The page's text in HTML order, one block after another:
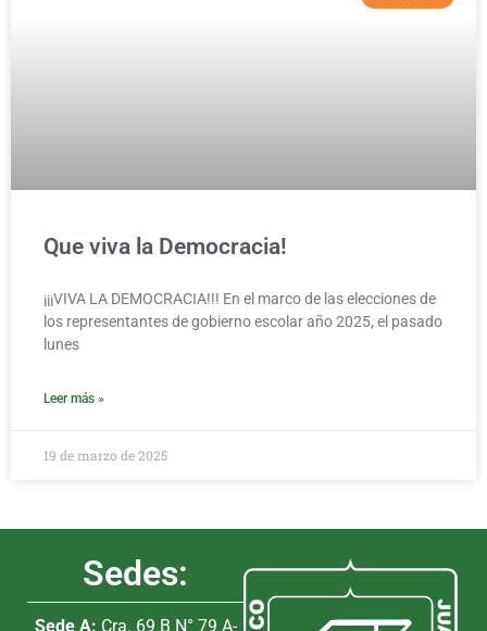
Que viva la Democracia!
¡¡¡VIVA LA DEMOCRACIA!!! En el marco de las elecciones de
los representantes de gobierno escolar año 2025, el pasado
lunes
Leer más »
19 de marzo de 2025
Sedes:
Sede A: Cra. 69 B N° 79 A-